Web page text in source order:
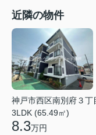
近隣の物件
神戸市西区南別府３丁
3LDK (65.49㎡)
8.3万円